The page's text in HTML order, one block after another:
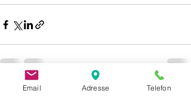
Aktuelle Beiträge Alle ansehen
Email Adresse Telefon